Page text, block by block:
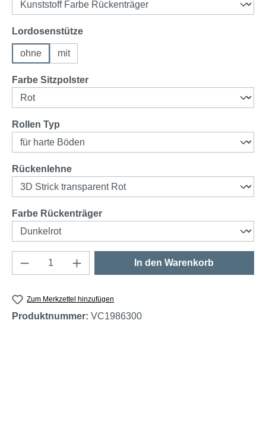
Lordosenstützeauswählen
ohne mit
Farbe Sitzpolsterauswählen
Rollen Typ
Rückenlehneauswählen
Farbe Rückenträgerauswählen
Produkt Anzahl: Gib den gewünschten
In den Warenkorb
Zum Merkzettel hinzufügen
Produktnummer: VC1986300